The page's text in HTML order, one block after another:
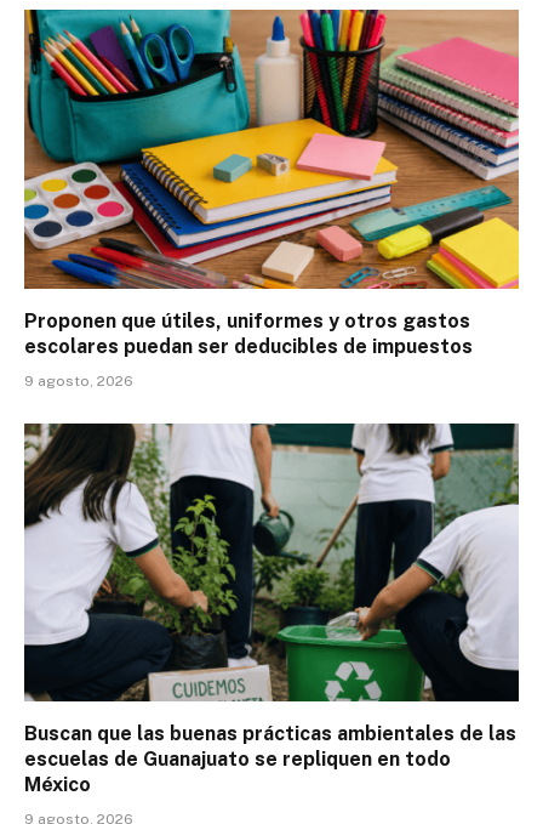
Proponen que útiles, uniformes y otros gastos
escolares puedan ser deducibles de impuestos
9 agosto, 2026
Buscan que las buenas prácticas ambientales de las
escuelas de Guanajuato se repliquen en todo
México
9 agosto, 2026